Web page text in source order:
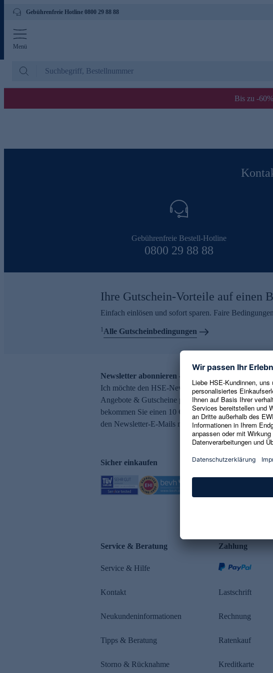
Gebührenfreie Hotline 0800 29 88 88
Menü
Bis zu -
Gebührenfreie Bestell-Hotline
0800 29 88 88
Ihre Gutschein-Vorteile auf einen
Einfach einlösen und sofort sparen. Faire
1Alle Gutscheinbedingungen
Newsletter abonnieren – 10 € Gutschein erhalten
Ich möchte den HSE-Newsletter abonnieren und
Angebote & Gutscheine per E-Mail erhalten. Als
bekommen Sie einen 10 € Gutschein. Eine
den Newsletter-E-Mails möglich.
Sicher einkaufen
Service & Beratung
Service & Hilfe
Kontakt
Neukundeninformationen
Tipps & Beratung
Storno & Rücknahme
Zahlung
Lastschrift
Rechnung
Ratenkauf
Kreditkarte